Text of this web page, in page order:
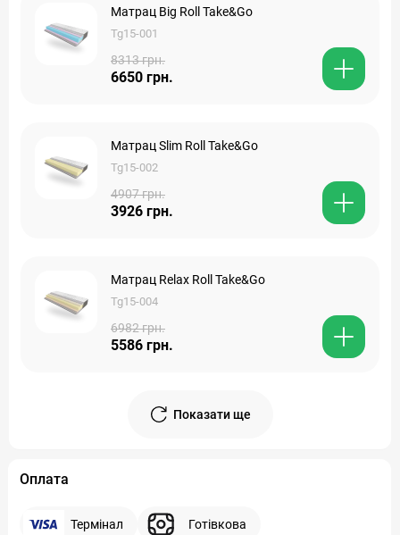
Матрац Big Roll Take&Go
Tg15-001
8313 грн.
6650 грн.
Матрац Slim Roll Take&Go
Tg15-002
4907 грн.
3926 грн.
Матрац Relax Roll Take&Go
Tg15-004
6982 грн.
5586 грн.
Показати ще
Оплата
Термінал Готівкова